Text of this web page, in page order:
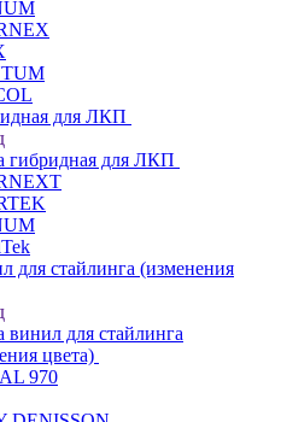
для ЛКП
гибридная для ЛКП
для стайлинга (изменения
винил для стайлинга
цвета)
970